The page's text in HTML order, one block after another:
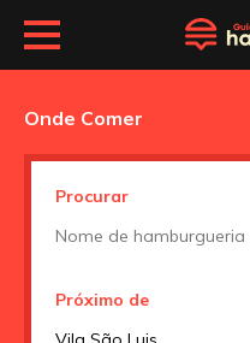
Onde Comer
Procurar
Próximo de